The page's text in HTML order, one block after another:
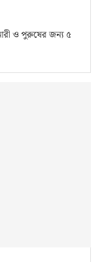
নারী ও পুরুষের জন্য ৫